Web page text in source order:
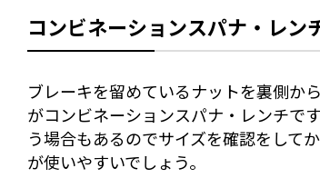
コンビネーションスパナ・レン
ブレーキを留めているナットを裏側か
がコンビネーションスパナ・レンチで
う場合もあるのでサイズを確認をして
が使いやすいでしょう。